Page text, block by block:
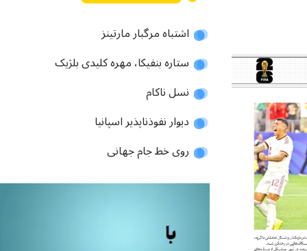
اشتباه مرگبار مارتینز
ستاره بنفیکا، مهره کلیدی بلژیک
نسل ناکام
دیوار نفوذناپذیر اسپانیا
روی خط جام جهانی